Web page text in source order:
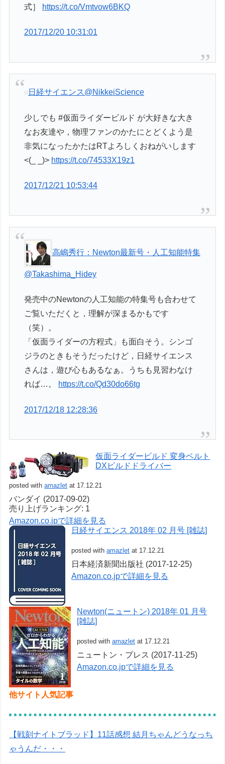
式］
https://t.co/Vmtvow6BKQ
2017/12/20 10:31:01
日経サイエンス@NikkeiScience
少しでも #仮面ライダービルド が大好きな大き
なお友達や，物理ファンのかたにとどくよう是
非気になったかたはRTよろしくおねがいします
<(_ _)> https://t.co/74533X19z1
2017/12/21 10:53:44
高嶋秀行：Newton最新号・人工知能特集
@Takashima_Hidey
発売中のNewtonの人工知能の特集号も合わせて
ご覧いただくと，理解が深まるかもです
（笑）。
「仮面ライダーの方程式」も面白そう。シンゴ
ジラのときもそうだったけど，日経サイエンス
さんは，遊び心もあるなぁ。うちも見習わなけ
れば…。
https://t.co/Qd30do66tg
2017/12/18 12:28:36
仮面ライダービルド 変身ベルト
DXビルドドライバー
posted withamazlet at 17.12.21
バンダイ (2017-09-02)
売り上げランキング: 1
Amazon.co.jpで詳細を見る
日経サイエンス 2018年 02 月号 [雑誌]
posted withamazlet at 17.12.21
日本経済新聞出版社 (2017-12-25)
Amazon.co.jpで詳細を見る
Newton(ニュートン) 2018年 01 月号
[雑誌]
posted withamazlet at 17.12.21
ニュートン・プレス (2017-11-25)
Amazon.co.jpで詳細を見る
他サイト人気記事
【戦刻ナイトブラッド】11話感想 結月ちゃんどうなっち
ゃうんだ・・・